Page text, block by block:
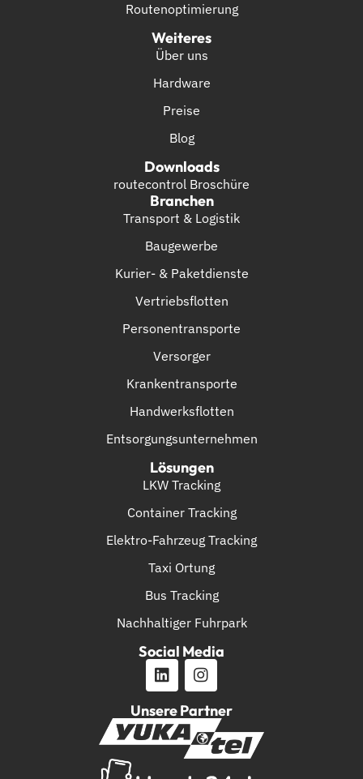
Routenoptimierung
Weiteres
Über uns
Hardware
Preise
Blog
Downloads
routecontrol Broschüre
Branchen
Transport & Logistik
Baugewerbe
Kurier- & Paketdienste
Vertriebsflotten
Personentransporte
Versorger
Krankentransporte
Handwerksflotten
Entsorgungsunternehmen
Lösungen
LKW Tracking
Container Tracking
Elektro-Fahrzeug Tracking
Taxi Ortung
Bus Tracking
Nachhaltiger Fuhrpark
Social Media
Unsere Partner